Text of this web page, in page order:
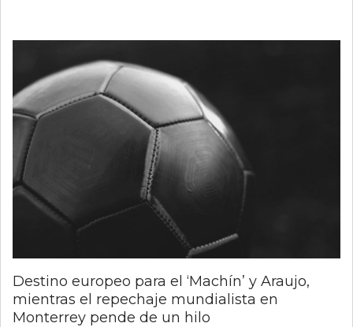
Destino europeo para el ‘Machín’ y Araujo,
mientras el repechaje mundialista en
Monterrey pende de un hilo